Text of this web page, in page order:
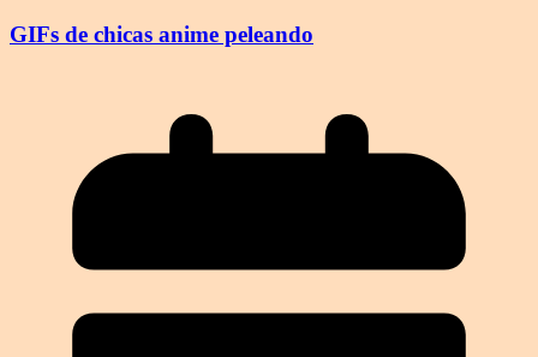
GIFs de chicas anime peleando